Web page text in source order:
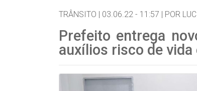
TRÂNSITO | 03.06.22 - 11:57 | POR
Prefeito entrega
auxílios risco de